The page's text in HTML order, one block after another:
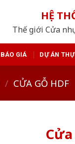
HỆ
Thế giới Cửa
BÁO GIÁ DỰ ÁN
/ CỬA GỖ HDF
Cửa